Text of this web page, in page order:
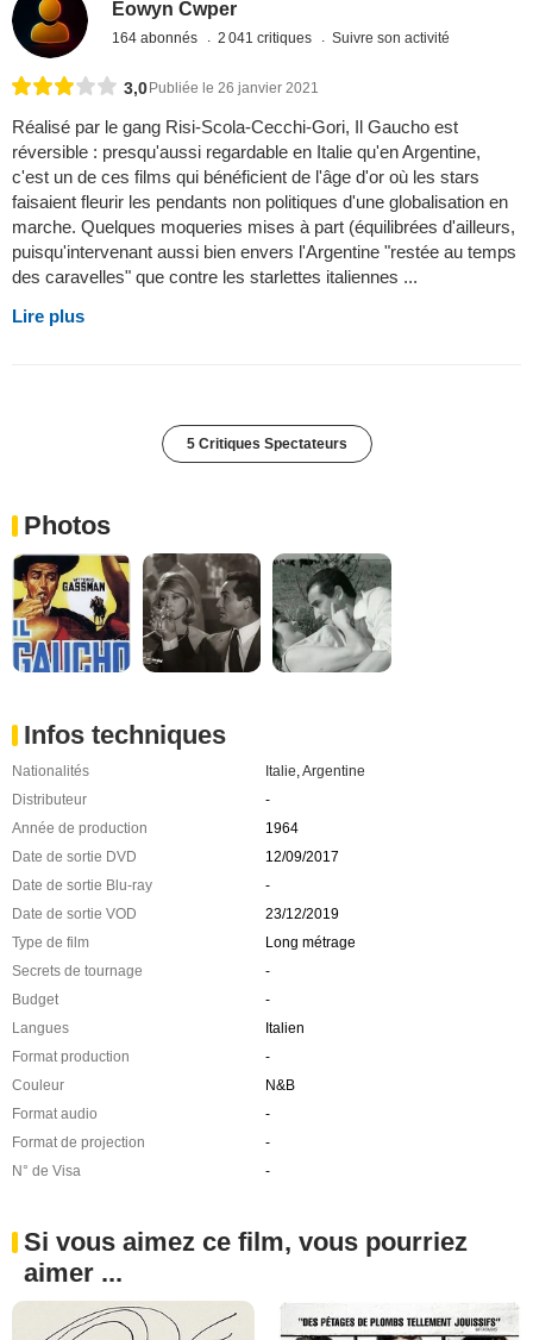
Eowyn Cwper
164 abonnés 2 041 critiques Suivre son activité
3,0 Publiée le 26 janvier 2021
Réalisé par le gang Risi-Scola-Cecchi-Gori, Il Gaucho est
réversible : presqu'aussi regardable en Italie qu'en Argentine,
c'est un de ces films qui bénéficient de l'âge d'or où les stars
faisaient fleurir les pendants non politiques d'une globalisation en
marche. Quelques moqueries mises à part (équilibrées d'ailleurs,
puisqu'intervenant aussi bien envers l'Argentine "restée au temps
des caravelles" que contre les starlettes italiennes ...
Lire plus
5 Critiques Spectateurs
Photos
Infos techniques
Nationalités Italie Argentine
Distributeur
-
Année de production
1964
Date de sortie DVD
12/09/2017
Date de sortie Blu-ray
-
Date de sortie VOD
23/12/2019
Type de film
Long métrage
Secrets de tournage
-
Budget
-
Langues
Italien
Format production
-
Couleur
N&B
Format audio
-
Format de projection
-
N° de Visa
-
Si vous aimez ce film, vous pourriez
aimer ...